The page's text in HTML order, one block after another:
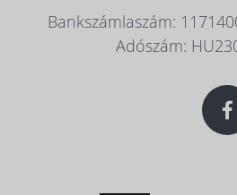
Bankszámlaszám:
Adószám: